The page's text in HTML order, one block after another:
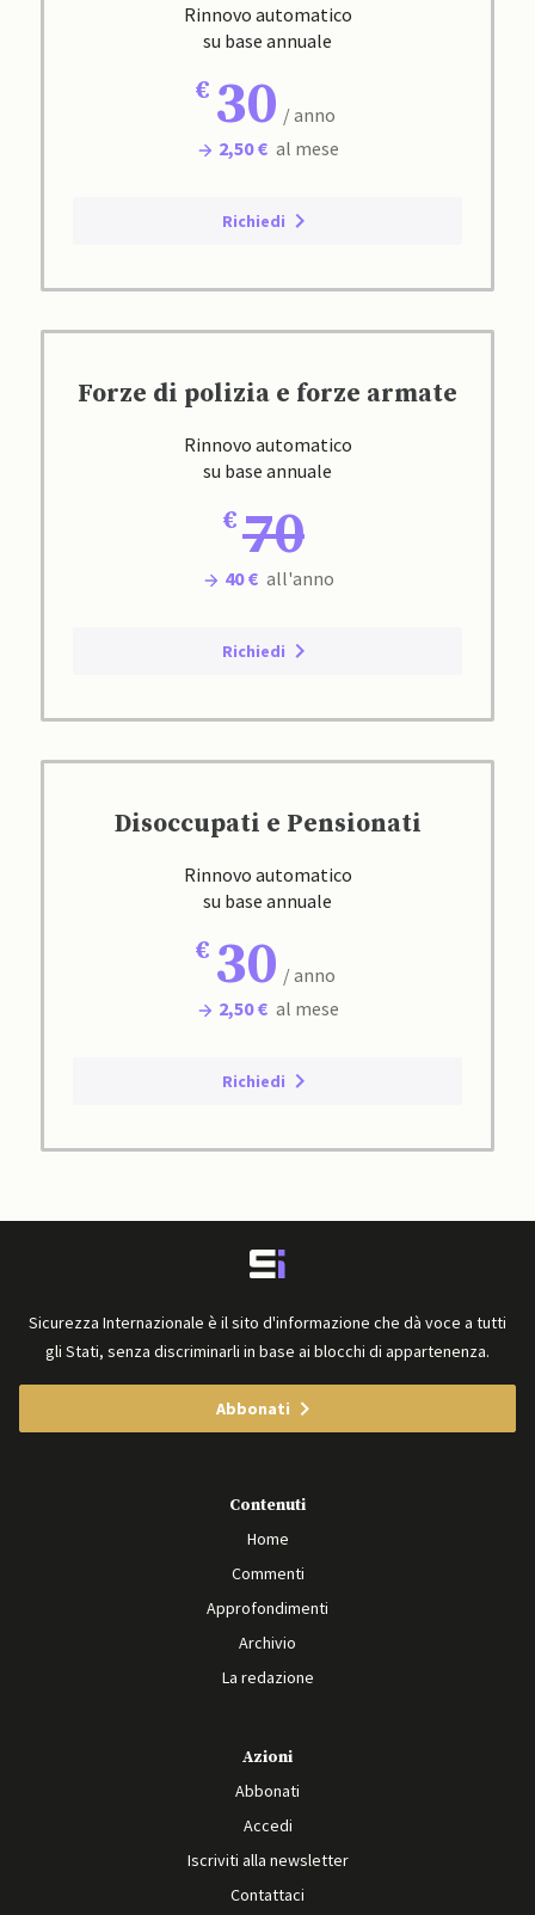
Rinnovo automatico
su base annuale
30 / anno
2,50 € al mese
Richiedi
Forze di polizia e forze armate
Rinnovo automatico
su base annuale
70
40 € all'anno
Richiedi
Disoccupati e Pensionati
Rinnovo automatico
su base annuale
30 / anno
2,50 € al mese
Richiedi
Sicurezza Internazionale è il sito d'informazione che dà voce a tutti
gli Stati, senza discriminarli in base ai blocchi di appartenenza.
Abbonati
Contenuti
Home
Commenti
Approfondimenti
Archivio
La redazione
Azioni
Abbonati
Accedi
Iscriviti alla newsletter
Contattaci